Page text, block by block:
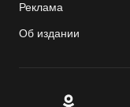
Реклама
Об издании